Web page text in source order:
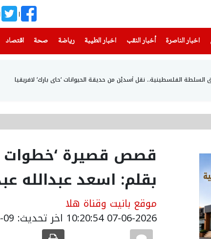
اخبار الناصرة
(current) أخبار النقب اخبار الطيبة(current) رياضة
(current) صحة(current) اقتصاد
الفلسطينية.. نقل أسديْن من حديقة الحيوانات ‘حاي بارك‘ لافريقيا
قصص قصيرة ‘خطوات
بقلم: اسعد عبدالله
موقع بانيت وقناة هلا
07-06-2026 10:20:54 اخر تحديث: 09-06-2026 07:53:00